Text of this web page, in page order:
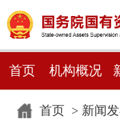
首页 机构概况
首页> 新闻